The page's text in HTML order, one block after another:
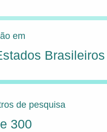
em
Brasileiros
de pesquisa
300